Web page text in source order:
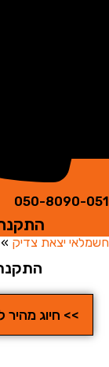
050-
התקנת
יצאת צדיק »
התקנת
>> חיוג מהיר